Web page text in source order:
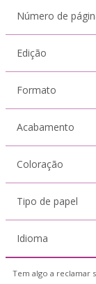
Número de
Edição
Formato
Acabamento
Coloração
Tipo de papel
Idioma
Tem algo a reclamar